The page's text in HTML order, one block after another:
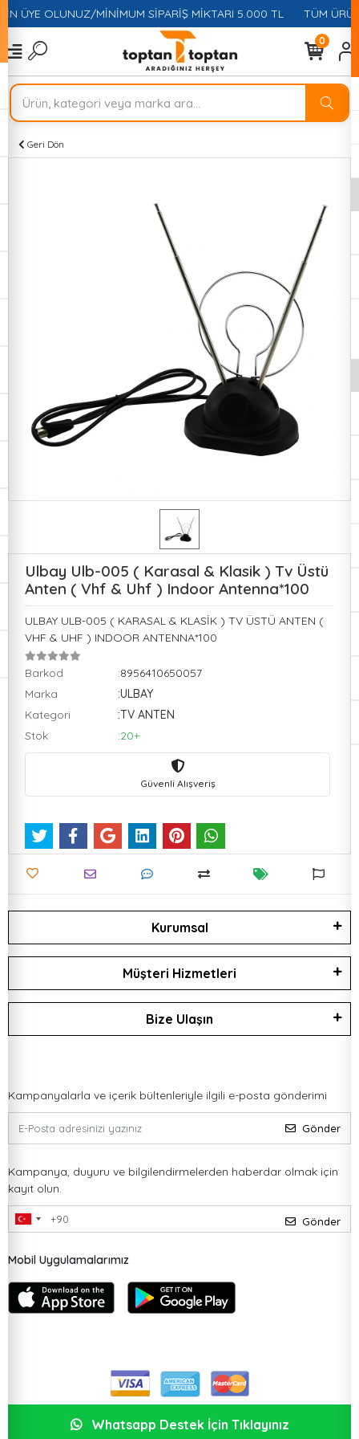
ÜYE OLUNUZ/MİNİMUM SİPARİŞ MİKTARI 5.000 TL TÜM
0
Geri Dön
Ulbay Ulb-005 ( Karasal & Klasik ) Tv Üstü
Anten ( Vhf & Uhf ) Indoor Antenna*100
ULBAY ULB-005 ( KARASAL & KLASİK ) TV ÜSTÜ ANTEN (
VHF & UHF ) INDOOR ANTENNA*100
Barkod
:8956410650057
Marka
:ULBAY
Kategori
:TV ANTEN
Stok
:20+
Güvenli Alışveriş
Kurumsal
Müşteri Hizmetleri
Bize Ulaşın
Kampanyalarla ve içerik bültenleriyle ilgili e-posta gönderimi
Gönder
Kampanya, duyuru ve bilgilendirmelerden haberdar olmak için
kayıt olun.
Gönder
Mobil Uygulamalarımız
Whatsapp Destek İçin Tıklayınız